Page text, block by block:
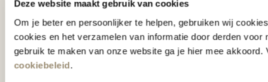
Deze website maakt gebruik van cookies
Om je beter en persoonlijker te helpen, gebruiken wij
cookies en het verzamelen van informatie door derden voor
gebruik te maken van onze website ga je hier mee akkoord.
cookiebeleid.
De woonwinkel
gezien op tv!
Wie kent het programma vtwonen